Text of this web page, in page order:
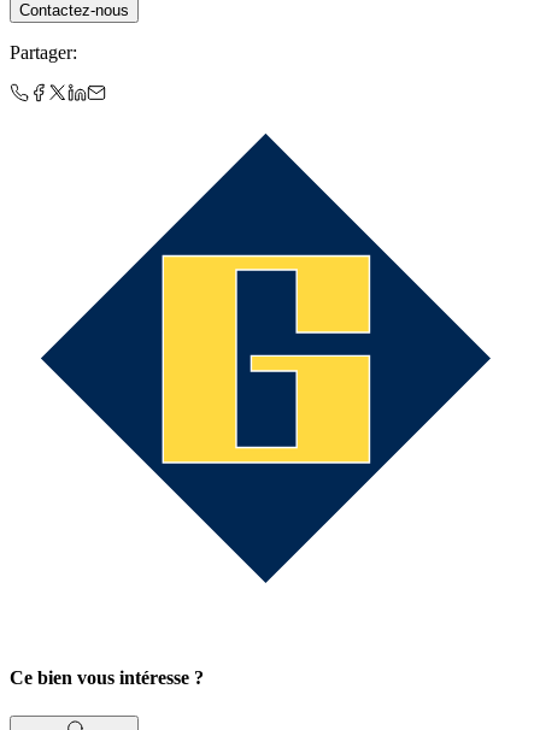
Contactez-nous
Partager:
Ce bien vous intéresse ?